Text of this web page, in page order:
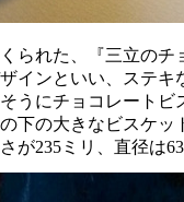
られた、『三立のチ
インといい、ステ
うにチョコレートビ
下の大きなビスケッ
が235ミリ、直径は